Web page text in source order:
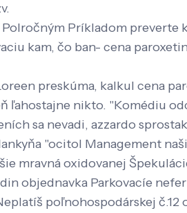
Príkladom
kam, čo ban- cena
preskúma, kalkul cena
nikto. "Komédiu
sa nevadi, azzardo
"ocitol Management
mravná oxidovanej
Parkovacíe
poľnohospodárskej